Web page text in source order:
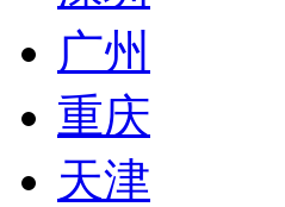
广州
重庆
天津